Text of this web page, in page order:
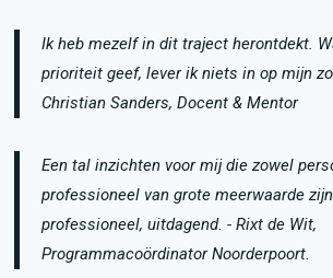
Ik heb mezelf in dit traject herontdekt.
prioriteit geef, lever ik niets in op mijn
Christian Sanders, Docent & Mentor
Een tal inzichten voor mij die zowel
professioneel van grote meerwaarde
professioneel, uitdagend. - Rixt de Wit,
Programmacoördinator Noorderpoort.